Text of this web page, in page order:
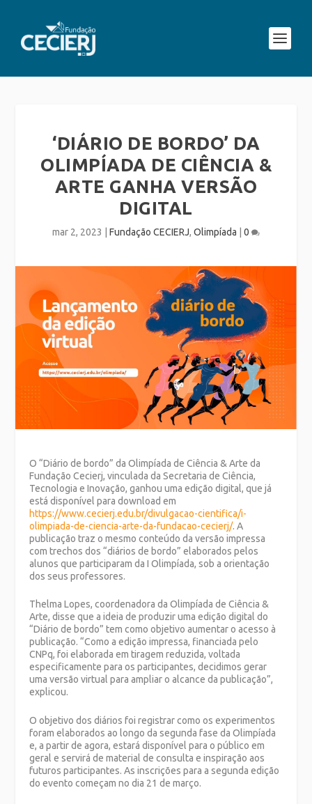
‘DIÁRIO DE BORDO’ DA
OLIMPÍADA DE CIÊNCIA &
ARTE GANHA VERSÃO
DIGITAL
mar 2, 2023 Fundação CECIERJ, Olimpíada 0
O “Diário de bordo” da Olimpíada de Ciência & Arte da
Fundação Cecierj, vinculada da Secretaria de Ciência,
Tecnologia e Inovação, ganhou uma edição digital, que já
está disponível para download em
https://www.cecierj.edu.br/divulgacao-cientifica/i-
olimpiada-de-ciencia-arte-da-fundacao-cecierj/. A
publicação traz o mesmo conteúdo da versão impressa
com trechos dos “diários de bordo” elaborados pelos
alunos que participaram da I Olimpíada, sob a orientação
dos seus professores.
Thelma Lopes, coordenadora da Olimpíada de Ciência &
Arte, disse que a ideia de produzir uma edição digital do
“Diário de bordo” tem como objetivo aumentar o acesso à
publicação. “Como a edição impressa, financiada pelo
CNPq, foi elaborada em tiragem reduzida, voltada
especificamente para os participantes, decidimos gerar
uma versão virtual para ampliar o alcance da publicação”,
explicou.
O objetivo dos diários foi registrar como os experimentos
foram elaborados ao longo da segunda fase da Olimpíada
e, a partir de agora, estará disponível para o público em
geral e servirá de material de consulta e inspiração aos
futuros participantes. As inscrições para a segunda edição
do evento começam no dia 21 de março.